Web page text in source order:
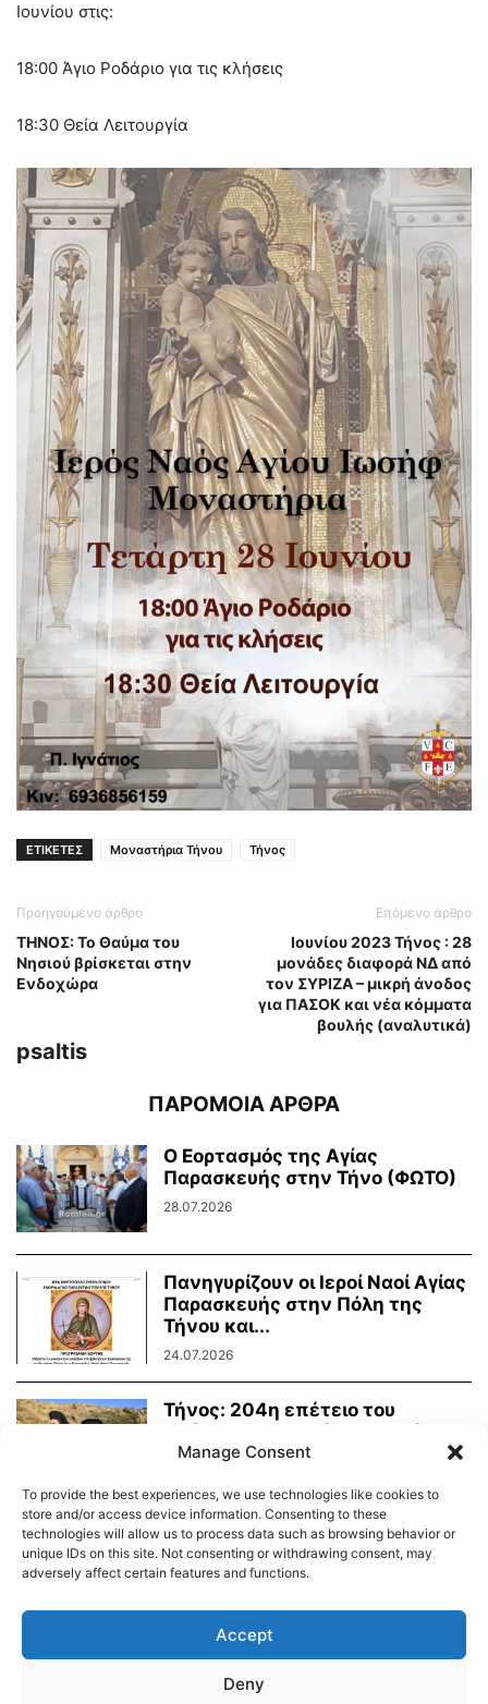
Ιουνίου στις:
18:00 Άγιο Ροδάριο για τις κλήσεις
18:30 Θεία Λειτουργία
ΕΤΙΚΕΤΕΣ Μοναστήρια Τήνου Τήνος
Προηγούμενο άρθρο
TΗΝΟΣ: Το Θαύμα του
Νησιού βρίσκεται στην
Ενδοχώρα
Επόμενο άρθρο
Ιουνίου 2023 Τήνος : 28
μονάδες διαφορά ΝΔ από
τον ΣΥΡΙΖΑ – μικρή άνοδος
για ΠΑΣΟΚ και νέα κόμματα
βουλής (αναλυτικά)
psaltis
ΠΑΡΟΜΟΙΑ ΑΡΘΡΑ
Ο Εορτασμός της Αγίας
Παρασκευής στην Τήνο (ΦΩΤΟ)
28.07.2026
Πανηγυρίζουν οι Ιεροί Ναοί Αγίας
Παρασκευής στην Πόλη της
Τήνου και...
24.07.2026
Τήνος: 204η επέτειο του
24.07.2026
Δημοτικό Λιμενικό Ταμείο Τήνου – Άνδρου
Manage Consent
To provide the best experiences, we use technologies like cookies to
store and/or access device information. Consenting to these
technologies will allow us to process data such as browsing behavior or
unique IDs on this site. Not consenting or withdrawing consent, may
adversely affect certain features and functions.
Accept
Deny